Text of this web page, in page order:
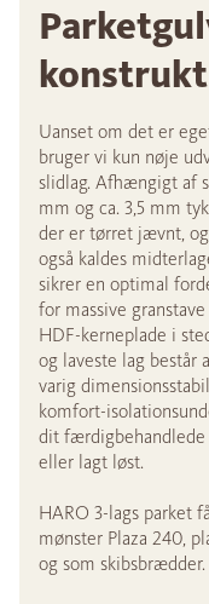
Uanset om det er
bruger vi kun nøje
slidlag. Afhængigt af
mm og ca. 3,5 mm
der er tørret jævnt,
også kaldes
sikrer en optimal
for massive
HDF-kerneplade i
og laveste lag består
varig
komfort-
dit
eller lagt løst.
HARO 3-lags parket
mønster Plaza 240,
og som skibsbrædder.